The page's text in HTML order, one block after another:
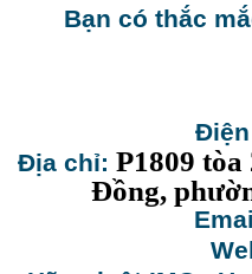
Bạn có thắc
Địa chỉ: P1809 tòa
Đồng,